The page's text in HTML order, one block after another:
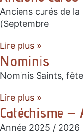
Anciens curés de la
(Septembre
Lire plus »
Nominis
Nominis Saints,
Lire plus »
Catéchisme –
Année 2025 / 2026